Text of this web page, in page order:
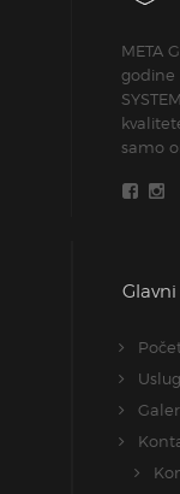
META
godine
samo